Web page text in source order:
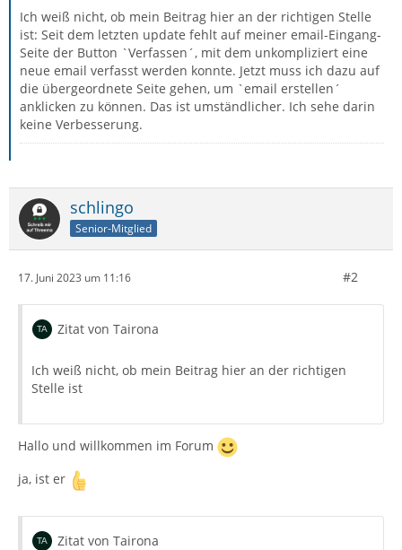
Ich weiß nicht, ob mein Beitrag hier an der richtigen Stelle
ist: Seit dem letzten update fehlt auf meiner email-Eingang-
Seite der Button `Verfassen´, mit dem unkompliziert eine
neue email verfasst werden konnte. Jetzt muss ich dazu auf
die übergeordnete Seite gehen, um `email erstellen´
anklicken zu können. Das ist umständlicher. Ich sehe darin
keine Verbesserung.
schlingo
Senior-Mitglied
17. Juni 2023 um 11:16 #2
Zitat von Tairona
Ich weiß nicht, ob mein Beitrag hier an der richtigen
Stelle ist
Hallo und willkommen im Forum
ja, ist er
Zitat von Tairona